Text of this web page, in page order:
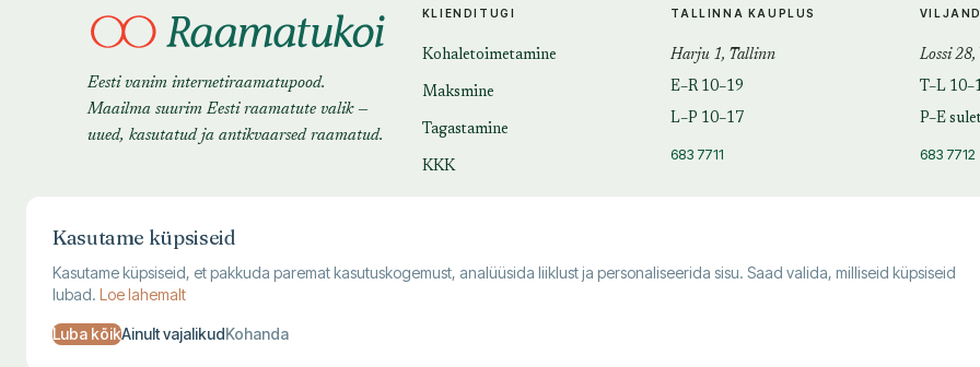
Eesti vanim internetiraamatupood.
Maailma suurim Eesti raamatute valik —
uued, kasutatud ja antikvaarsed raamatud.
KLIENDITUGI
Kohaletoimetamine
Maksmine
Tagastamine
KKK
TALLINNA KAUPLUS
Harju 1, Tallinn
E–R 10–19
L–P 10–17
683 7711
Lossi
T–L
P–E
683 7712
Kasutame küpsiseid
Kasutame küpsiseid, et pakkuda paremat kasutuskogemust, analüüsida liiklust ja personaliseerida sisu. Saad valida, milliseid küpsiseid
lubad. Loe lahemalt
Luba kõikAinult vajalikudKohanda